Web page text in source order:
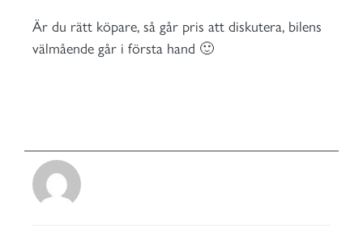
Är du rätt köpare, så går pris att diskutera, bilens
välmående går i första hand 🙂